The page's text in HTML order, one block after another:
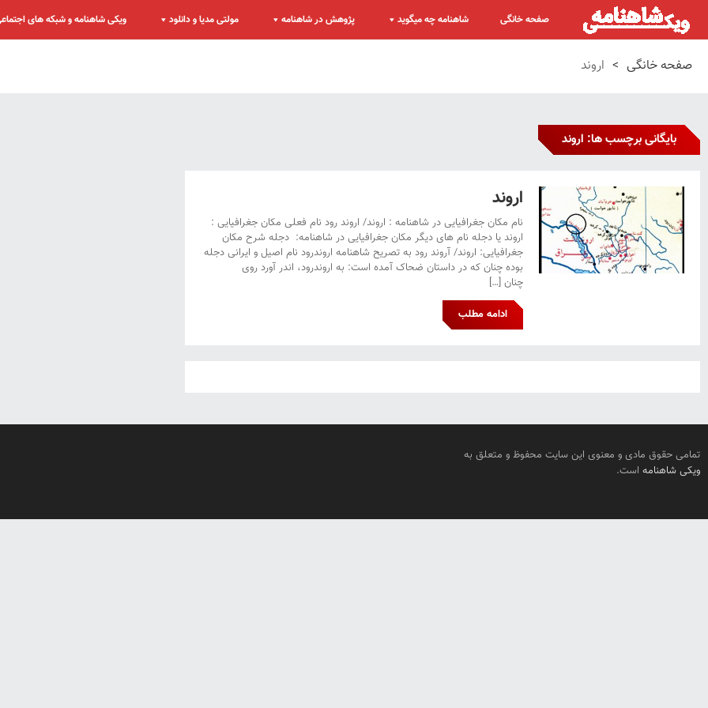
صفحه خانگی شاهنامه چه میگوید پژوهش در شاهنامه مولتی مدیا و دانلود ویکی شاهنامه و شبکه های
صفحه خانگی > اروند
بایگانی برچسب ها: اروند
اروند
نام مکان جغرافیایی در شاهنامه : اروند/ اروند رود نام فعلی مکان جغرافیایی :
اروند یا دجله نام های دیگر مکان جغرافیایی در شاهنامه: دجله شرح مکان
جغرافیایی: اروند/ آروند رود به تصریح شاهنامه اروندرود نام اصیل و ایرانی دجله
بوده چنان که در داستان ضحاک آمده است: به اروندرود، اندر آورد روی
چنان […]
ادامه مطلب
تمامی حقوق مادی و معنوی این سایت محفوظ و متعلق به
ویکی شاهنامه است.